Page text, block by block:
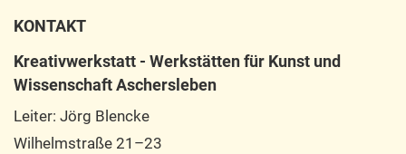
KONTAKT
Kreativwerkstatt - Werkstätten für Kunst und
Wissenschaft Aschersleben
Leiter: Jörg Blencke
Wilhelmstraße 21–23